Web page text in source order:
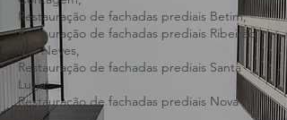
Restauração de fachadas prediais
Contagem,
Restauração de fachadas prediais Betim,
Restauração de fachadas prediais Ribeirão
das Neves,
Restauração de fachadas prediais Santa
Luzia,